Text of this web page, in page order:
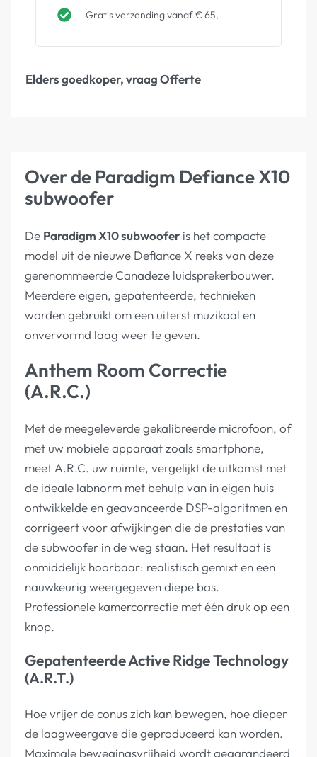
Gratis verzending vanaf € 65,-
Elders goedkoper, vraag Offerte
Over de Paradigm Defiance X10
subwoofer
De Paradigm X10 subwoofer is het compacte
model uit de nieuwe Defiance X reeks van deze
gerenommeerde Canadeze luidsprekerbouwer.
Meerdere eigen, gepatenteerde, technieken
worden gebruikt om een uiterst muzikaal en
onvervormd laag weer te geven.
Anthem Room Correctie
(A.R.C.)
Met de meegeleverde gekalibreerde microfoon, of
met uw mobiele apparaat zoals smartphone,
meet A.R.C. uw ruimte, vergelijkt de uitkomst met
de ideale labnorm met behulp van in eigen huis
ontwikkelde en geavanceerde DSP-algoritmen en
corrigeert voor afwijkingen die de prestaties van
de subwoofer in de weg staan. Het resultaat is
onmiddelijk hoorbaar: realistisch gemixt en een
nauwkeurig weergegeven diepe bas.
Professionele kamercorrectie met één druk op een
knop.
Gepatenteerde Active Ridge Technology
(A.R.T.)
Hoe vrijer de conus zich kan bewegen, hoe dieper
de laagweergave die geproduceerd kan worden.
Maximale bewegingsvrijheid wordt gegarandeerd